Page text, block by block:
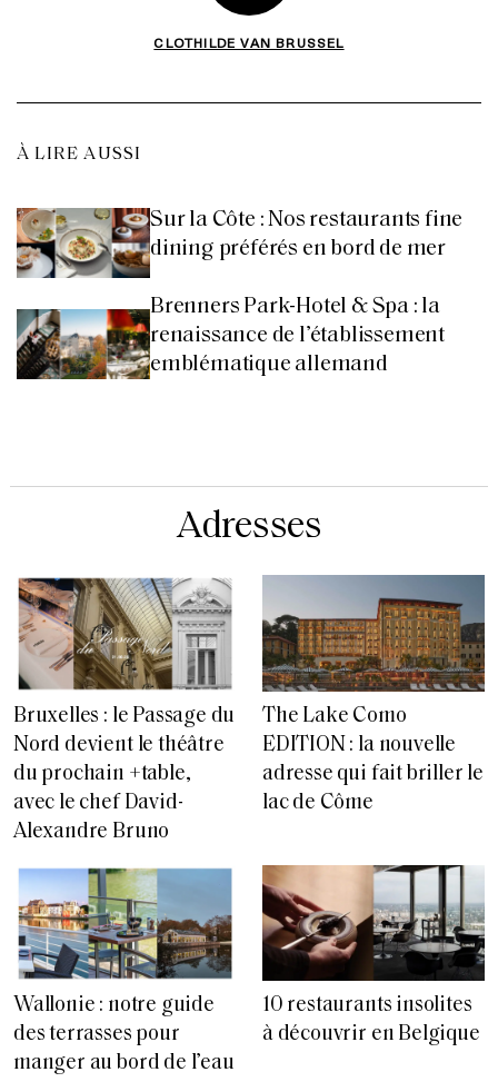
CLOTHILDE VAN BRUSSEL
À LIRE AUSSI
Sur la Côte : Nos restaurants fine
dining préférés en bord de mer
Brenners Park-Hotel & Spa : la
renaissance de l’établissement
emblématique allemand
Adresses
Bruxelles : le Passage du
Nord devient le théâtre
du prochain +table,
avec le chef David-
Alexandre Bruno
The Lake Como
EDITION : la nouvelle
adresse qui fait briller le
lac de Côme
Wallonie : notre guide
des terrasses pour
manger au bord de l’eau
10 restaurants insolites
à découvrir en Belgique